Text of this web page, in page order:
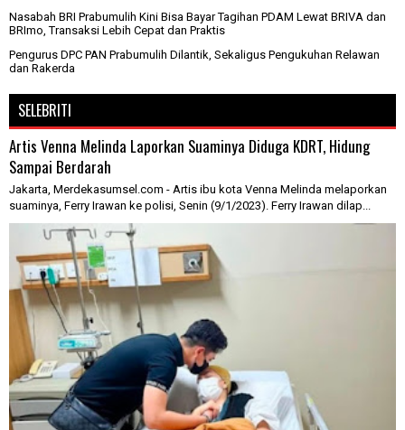
Nasabah BRI Prabumulih Kini Bisa Bayar Tagihan PDAM Lewat BRIVA dan
BRImo, Transaksi Lebih Cepat dan Praktis
Pengurus DPC PAN Prabumulih Dilantik, Sekaligus Pengukuhan Relawan
dan Rakerda
SELEBRITI
Artis Venna Melinda Laporkan Suaminya Diduga KDRT, Hidung
Sampai Berdarah
Jakarta, Merdekasumsel.com - Artis ibu kota Venna Melinda melaporkan
suaminya, Ferry Irawan ke polisi, Senin (9/1/2023). Ferry Irawan dilap...